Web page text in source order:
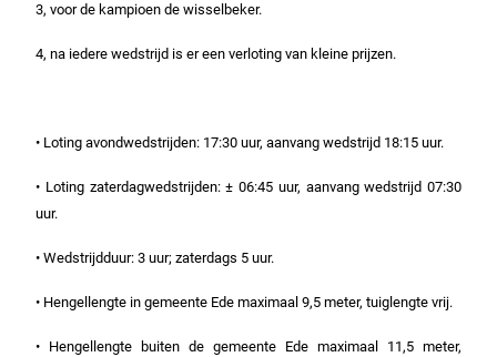
3, voor de kampioen de wisselbeker.
4, na iedere wedstrijd is er een verloting van kleine prijzen.
• Loting avondwedstrijden: 17:30 uur, aanvang wedstrijd 18:15 uur.
• Loting zaterdagwedstrijden: ± 06:45 uur, aanvang wedstrijd 07:30
uur.
• Wedstrijdduur: 3 uur; zaterdags 5 uur.
• Hengellengte in gemeente Ede maximaal 9,5 meter, tuiglengte vrij.
• Hengellengte buiten de gemeente Ede maximaal 11,5 meter,